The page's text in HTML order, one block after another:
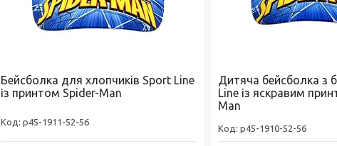
Бейсболка для хлопчиків Sport Line
із принтом Spider-Man
p45-1911-52-56
Дитяча бейсболка з
Line із яскравим
Man
p45-1910-52-56